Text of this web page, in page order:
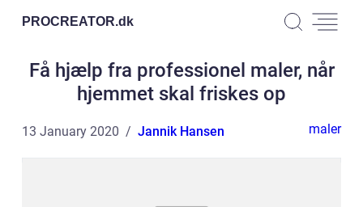
PROCREATOR.dk
Få hjælp fra professionel maler, når
hjemmet skal friskes op
13 January 2020 Jannik Hansen maler